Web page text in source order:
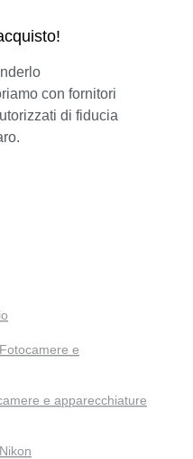
con fornitori
di fiducia
e
e apparecchiature